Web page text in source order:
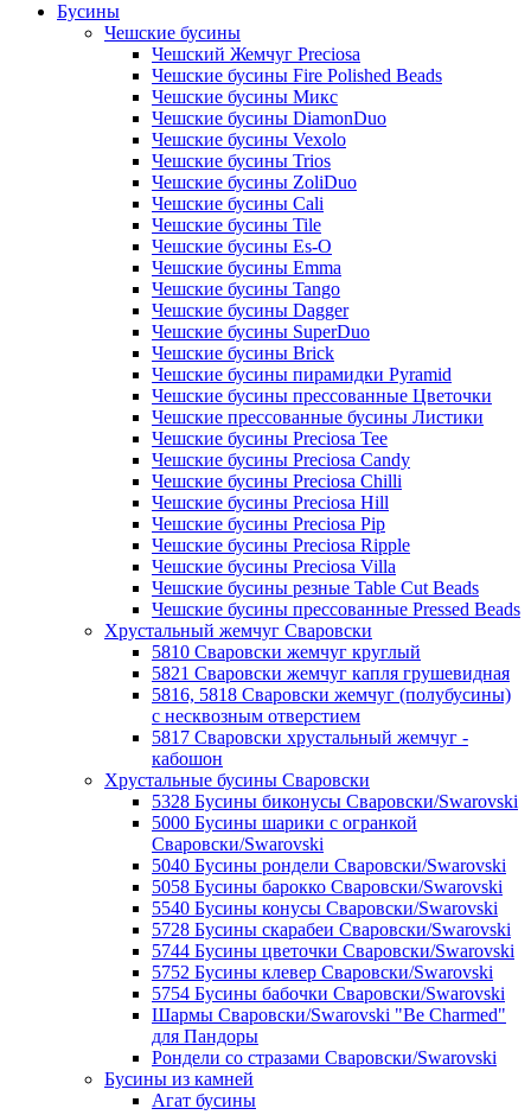
Бусины
Чешские бусины
Чешский Жемчуг Preciosa
Чешские бусины Fire Polished Beads
Чешские бусины Микс
Чешские бусины DiamonDuo
Чешские бусины Vexolo
Чешские бусины Trios
Чешские бусины ZoliDuo
Чешские бусины Cali
Чешские бусины Tile
Чешские бусины Es-O
Чешские бусины Emma
Чешские бусины Tango
Чешские бусины Dagger
Чешские бусины SuperDuo
Чешские бусины Brick
Чешские бусины пирамидки Pyramid
Чешские бусины прессованные Цветочки
Чешские прессованные бусины Листики
Чешские бусины Preciosa Tee
Чешские бусины Preciosa Candy
Чешские бусины Preciosa Chilli
Чешские бусины Preciosa Hill
Чешские бусины Preciosa Pip
Чешские бусины Preciosa Ripple
Чешские бусины Preciosa Villa
Чешские бусины резные Table Cut Beads
Чешские бусины прессованные Pressed Beads
Хрустальный жемчуг Сваровски
5810 Сваровски жемчуг круглый
5821 Сваровски жемчуг капля грушевидная
5816, 5818 Сваровски жемчуг (полубусины)
с несквозным отверстием
5817 Сваровски хрустальный жемчуг -
кабошон
Хрустальные бусины Сваровски
5328 Бусины биконусы Сваровски/Swarovski
5000 Бусины шарики с огранкой
Сваровски/Swarovski
5040 Бусины рондели Сваровски/Swarovski
5058 Бусины барокко Сваровски/Swarovski
5540 Бусины конусы Сваровски/Swarovski
5728 Бусины скарабеи Сваровски/Swarovski
5744 Бусины цветочки Сваровски/Swarovski
5752 Бусины клевер Сваровски/Swarovski
5754 Бусины бабочки Сваровски/Swarovski
Шармы Сваровски/Swarovski "Be Charmed"
для Пандоры
Рондели со стразами Сваровски/Swarovski
Бусины из камней
Агат бусины